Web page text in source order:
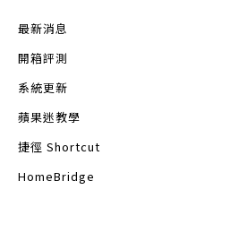
最新消息
開箱評測
系統更新
蘋果迷教學
捷徑 Shortcut
HomeBridge